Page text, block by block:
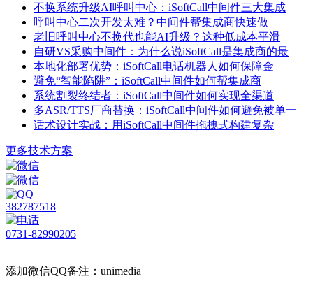
不换系统升级AI呼叫中心：iSoftCall中间件三大集成
呼叫中心二次开发太难？中间件帮集成商快速做
老旧呼叫中心不换代也能AI升级？这种低成本平滑
自研VS采购中间件：为什么说iSoftCall是集成商的最
本地化部署优势：iSoftCall电话机器人如何保障金
避免“智能陷阱”：iSoftCall中间件如何帮集成商
系统割裂终结者：iSoftCall中间件如何实现全渠道
多ASR/TTS厂商替换：iSoftCall中间件如何避免被单一
话术设计实战：用iSoftCall中间件拖拽式构建复杂
更多技术方案
382787518
0731-82990205
添加微信QQ备注：unimedia